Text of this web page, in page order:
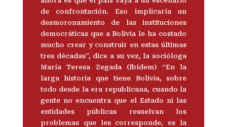
de confrontación. Eso implicaría un
desmoronamiento de las instituciones
democráticas que a Bolivia le ha costado
mucho crear y construir en estas últimas
tres décadas”, dice a su vez, la socióloga
María Teresa Zegada (Ibídem) “En la
larga historia que tiene Bolivia, sobre
todo desde la era republicana, cuando la
gente no encuentra que el Estado ni las
entidades públicas resuelvan los
problemas que les corresponde, es la